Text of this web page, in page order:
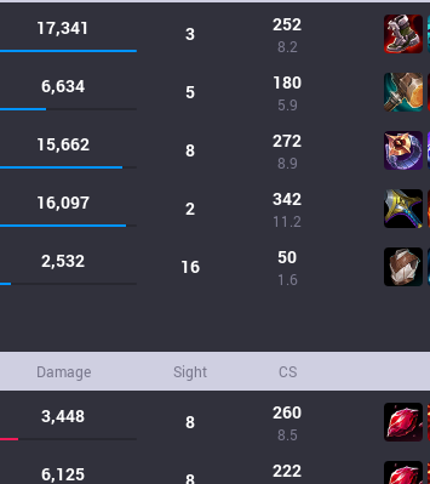
17,341 3 252
8.2
6,634 5 180
5.9
15,662 8 272
8.9
16,097 2 342
11.2
2,532 16 50
1.6
Damage Sight CS
3,448 8 260
8.5
6,125 222